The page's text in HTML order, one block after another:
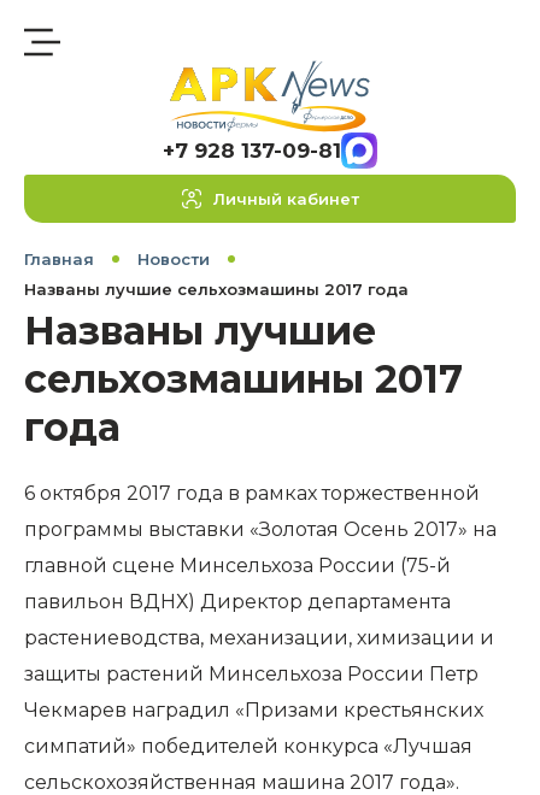
+7 928 137-09-81
Личный кабинет
Главная
Новости
Названы лучшие сельхозмашины 2017 года
Названы лучшие
сельхозмашины 2017
года
6 октября 2017 года в рамках торжественной
программы выставки «Золотая Осень 2017» на
главной сцене Минсельхоза России (75-й
павильон ВДНХ) Директор департамента
растениеводства, механизации, химизации и
защиты растений Минсельхоза России Петр
Чекмарев наградил «Призами крестьянских
симпатий» победителей конкурса «Лучшая
сельскохозяйственная машина 2017 года».